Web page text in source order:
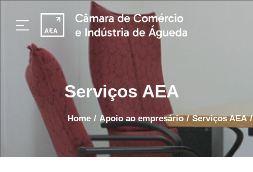
Serviços AEA
home / apoio ao empresário / Serviços AEA /